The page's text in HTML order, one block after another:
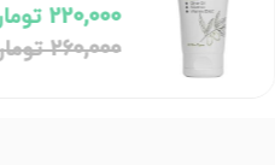
220,000 تومان
260,000 تومان